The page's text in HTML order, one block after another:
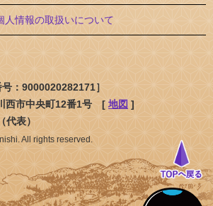
人情報の取扱いについて
：9000020282171］
西市中央町12番1号 [ 地図 ]
表）
All rights reserved.